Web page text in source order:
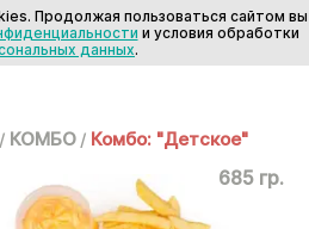
/ КОМБО / Комбо: "Детское"
685 гр.
Продолжая пользоваться сайтом вы
и условия обработки
данных.